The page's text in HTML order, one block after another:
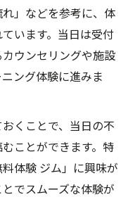
」などを参考に、体
います。当日は受付
ウンセリングや施設
ング体験に進みま
くことで、当日の不
ことができます。特
体験 ジム」に興味が
でスムーズな体験が